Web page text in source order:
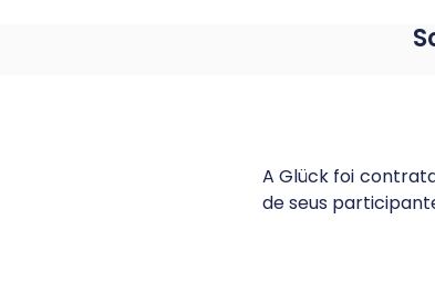
A Glück foi
de seus